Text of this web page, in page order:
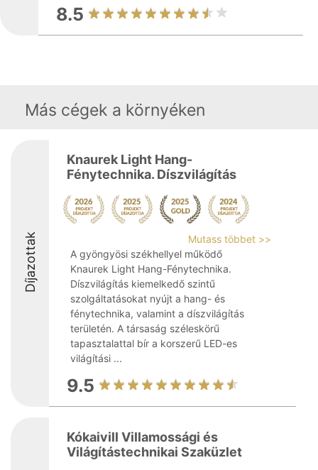
8.5
Más cégek a környéken
Díjazottak
Knaurek Light Hang-
Fénytechnika. Díszvilágítás
Mutass többet >>
A gyöngyösi székhellyel működő
Knaurek Light Hang-Fénytechnika.
Díszvilágítás kiemelkedő szintű
szolgáltatásokat nyújt a hang- és
fénytechnika, valamint a díszvilágítás
területén. A társaság széleskörű
tapasztalattal bír a korszerű LED-es
világítási ...
9.5
Kókaivill Villamossági és
Világítástechnikai Szaküzlet